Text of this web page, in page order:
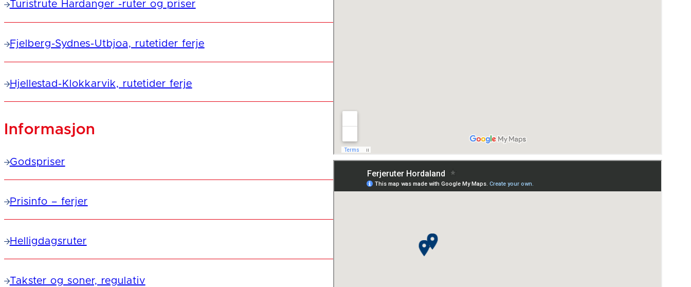
Turistrute Hardanger -ruter og priser
Fjelberg-Sydnes-Utbjoa, rutetider ferje
Hjellestad-Klokkarvik, rutetider ferje
Informasjon
Godspriser
Prisinfo – ferjer
Helligdagsruter
Takster og soner, regulativ